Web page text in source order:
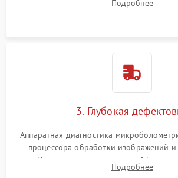
обработка германиевого объектива
Подробнее
3. Глубокая
Аппаратная диагностика
процессора обработки изображений и
Проверка целостности шлейфов,
интерфейсов связи. Выявление сгоревших
Подробнее